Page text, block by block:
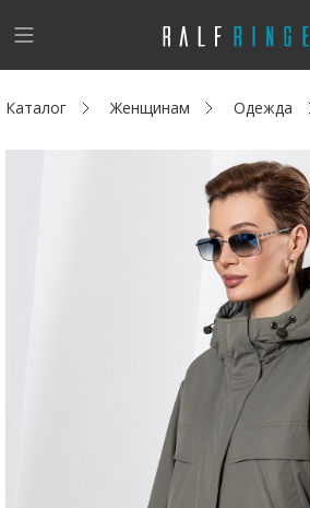
!
Новинки
Адреса магазинов
Возникли вопросы? - club@ralf.ru
Каталог Женщинам Одежда